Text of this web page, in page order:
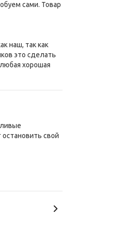
сами. Товар
наш, так как
это сделать
хорошая
свой